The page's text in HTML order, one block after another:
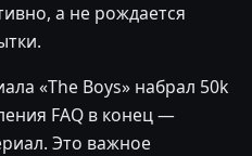
а не рождается
«The Boys» набрал 50k
FAQ в конец —
Это важное